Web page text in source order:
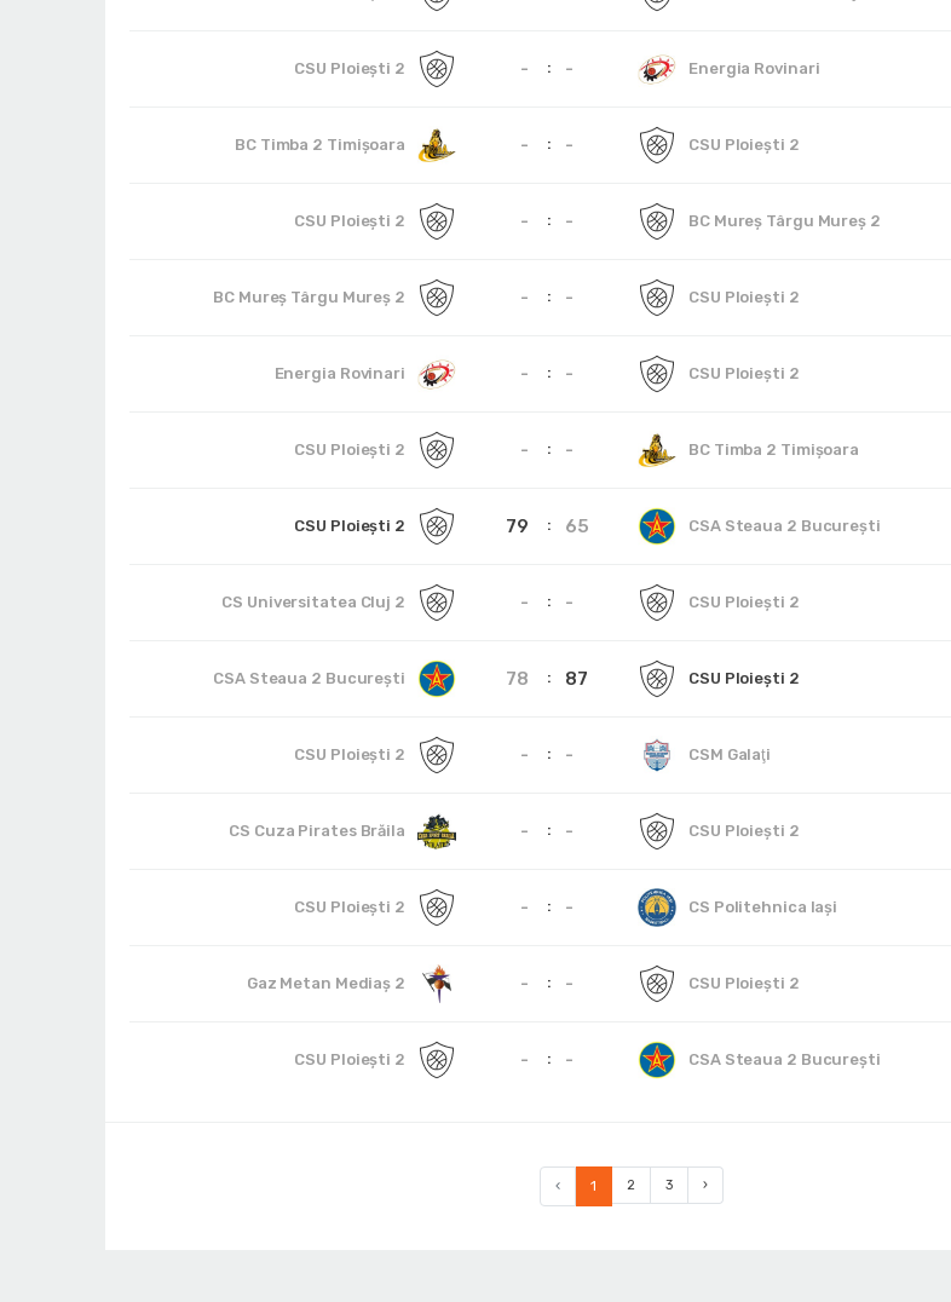
CSU Ploieşti 2 - - Energia Rovinari
BC Timba 2 Timișoara - - CSU Ploieşti 2
CSU Ploieşti 2 - - BC Mureş Târgu Mureş 2
BC Mureş Târgu Mureş 2 - - CSU Ploieşti 2
Energia Rovinari - - CSU Ploieşti 2
CSU Ploieşti 2 - - BC Timba 2 Timișoara
CSU Ploieşti 2 79 65 CSA Steaua 2 București
CS Universitatea Cluj 2 - - CSU Ploieşti 2
CSA Steaua 2 București 78 87 CSU Ploieşti 2
CSU Ploieşti 2 - - CSM Galaţi
CS Cuza Pirates Brăila - - CSU Ploieşti 2
CSU Ploieşti 2 - - CS Politehnica Iași
Gaz Metan Mediaş 2 - - CSU Ploieşti 2
CSU Ploieşti 2 - - CSA Steaua 2 București
‹ 1 2 3 ›